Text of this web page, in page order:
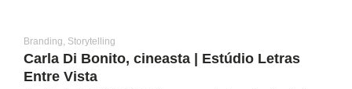
Branding, Storytelling
Carla Di Bonito, cineasta | Estúdio Letras
Entre Vista